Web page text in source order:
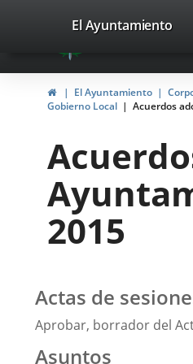
Portal
Web
del
Ayuntamiento
Valladolid
valladolid.es
El Ayuntamiento
HomeEl Ayuntamiento
Gobierno Local
Acuerdos
2015
Actas de
Aprobar, borrador del
Asuntos